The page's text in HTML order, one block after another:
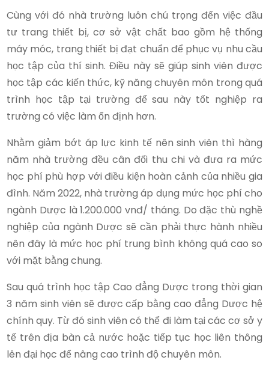
Cùng với đó nhà trường luôn chú trọng đến việc đầu
tư trang thiết bị, cơ sở vật chất bao gồm hệ thống
máy móc, trang thiết bị đạt chuẩn để phục vụ nhu cầu
học tập của thí sinh. Điều này sẽ giúp sinh viên được
học tập các kiến thức, kỹ năng chuyên môn trong quá
trình học tập tại trường để sau này tốt nghiệp ra
trường có việc làm ổn định hơn.
Nhằm giảm bớt áp lực kinh tế nên sinh viên thì hàng
năm nhà trường đều cân đối thu chi và đưa ra mức
học phí phù hợp với điều kiện hoàn cảnh của nhiều gia
đình. Năm 2022, nhà trường áp dụng mức học phí cho
ngành Dược là 1.200.000 vnđ/ tháng. Do đặc thù nghề
nghiệp của ngành Dược sẽ cần phải thực hành nhiều
nên đây là mức học phí trung bình không quá cao so
với mặt bằng chung.
Sau quá trình học tập Cao đẳng Dược trong thời gian
3 năm sinh viên sẽ được cấp bằng cao đẳng Dược hệ
chính quy. Từ đó sinh viên có thể đi làm tại các cơ sở y
tế trên địa bàn cả nước hoặc tiếp tục học liên thông
lên đại học để nâng cao trình độ chuyên môn.